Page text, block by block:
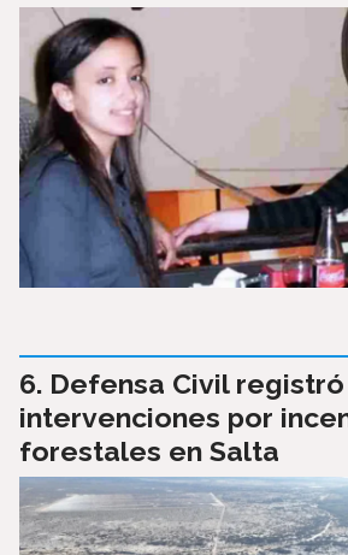
Defensa Civil registró
intervenciones por
forestales en Salta